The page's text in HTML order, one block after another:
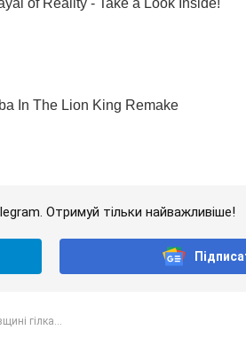
Отримуй тільки найважливіше!
гілка...